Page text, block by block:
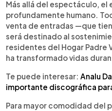
Más allá del espectáculo, el
profundamente humano.
venta de entradas —que
será destinado al
residentes del Hogar Padre
ha transformado vidas
Te puede interesar: Analu
importante discográfica
Para mayor comodidad del